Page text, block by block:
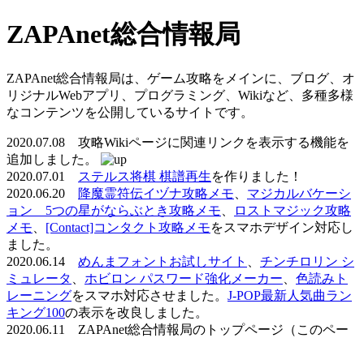
ZAPAnet総合情報局
ZAPAnet総合情報局は、ゲーム攻略をメインに、ブログ、オ
リジナルWebアプリ、プログラミング、Wikiなど、多種多様
なコンテンツを公開しているサイトです。
2020.07.08 攻略Wikiページに関連リンクを表示する機能を
追加しました。
2020.07.01
ステルス将棋 棋譜再生を作りました！
2020.06.20
降魔霊符伝イヅナ攻略メモ
マジカルバケーシ
ョン 5つの星がならぶとき攻略メモ
ロストマジック攻略
メモ
[Contact]コンタクト攻略メモをスマホデザイン対応し
ました。
2020.06.14 めんまフォントお試しサイト
チンチロリン シ
ミュレータ
ホビロン パスワード強化メーカー
色読みト
レーニングをスマホ対応させました。 J-POP最新人気曲ラン
キング100の表示を改良しました。
2020.06.11 ZAPAnet総合情報局のトップページ（このペー